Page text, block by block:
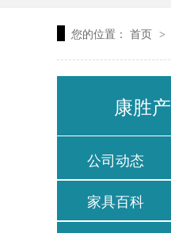
您的位置： 首页 >
康胜
公司动态
家具百科